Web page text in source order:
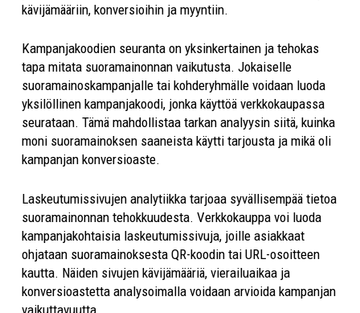
kävijämääriin, konversioihin ja myyntiin.
Kampanjakoodien seuranta on yksinkertainen ja tehokas
tapa mitata suoramainonnan vaikutusta. Jokaiselle
suoramainoskampanjalle tai kohderyhmälle voidaan luoda
yksilöllinen kampanjakoodi, jonka käyttöä verkkokaupassa
seurataan. Tämä mahdollistaa tarkan analyysin siitä, kuinka
moni suoramainoksen saaneista käytti tarjousta ja mikä oli
kampanjan konversioaste.
Laskeutumissivujen analytiikka tarjoaa syvällisempää tietoa
suoramainonnan tehokkuudesta. Verkkokauppa voi luoda
kampanjakohtaisia laskeutumissivuja, joille asiakkaat
ohjataan suoramainoksesta QR-koodin tai URL-osoitteen
kautta. Näiden sivujen kävijämääriä, vierailuaikaa ja
konversioastetta analysoimalla voidaan arvioida kampanjan
vaikuttavuutta.